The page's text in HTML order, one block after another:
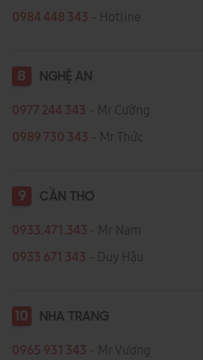
0984 448 343 - Hotline
8 NGHỆ AN
0977 244 343 - Mr Cường
0989 730 343 - Mr Thức
9 CẦN THƠ
0933.471.343 - Mr Nam
0933 671 343 - Duy Hậu
10 NHA TRANG
0965 931 343 - Mr Vương